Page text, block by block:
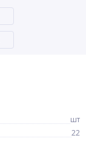
шт
22